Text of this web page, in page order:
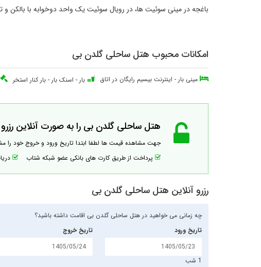
باغجه در مینی سوئیت ها، در رویال سوئیت یک واحد دوخوابه با
امکانات محبوب هتل ساحلی گلدن بی
مینی بار - اینترنت بیسیم رایگان در اتاق بار - اسنک بار - بار کنار استخر
هتل ساحلی گلدن بی را به صورت آنلاین
جهت مشاهده قیمت ها لطفا ابتدا تاریخ ورود و خروج خود را
پرداخت از طریق کارت های بانکی عضو شبکه شتاب
رزرو آنلاین هتل ساحلی گلدن بی
چه زمانی می خواهید در هتل ساحلی گلدن بی اقامت داشته باشید؟
تاریخ ورود
1 شب
تاریخ خروج